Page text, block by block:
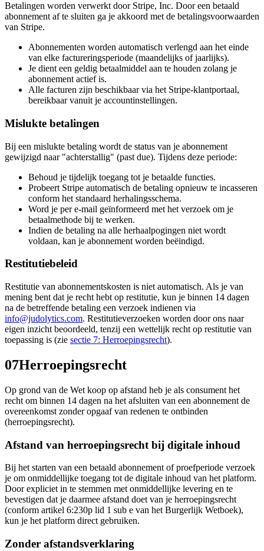
Betalingen worden verwerkt door Stripe, Inc. Door een betaald
abonnement af te sluiten ga je akkoord met de betalingsvoorwaarden
van Stripe.
Abonnementen worden automatisch verlengd aan het einde
van elke factureringsperiode (maandelijks of jaarlijks).
Je dient een geldig betaalmiddel aan te houden zolang je
abonnement actief is.
Alle facturen zijn beschikbaar via het Stripe-klantportaal,
bereikbaar vanuit je accountinstellingen.
Mislukte betalingen
Bij een mislukte betaling wordt de status van je abonnement
gewijzigd naar "achterstallig" (past due). Tijdens deze periode:
Behoud je tijdelijk toegang tot je betaalde functies.
Probeert Stripe automatisch de betaling opnieuw te incasseren
conform het standaard herhalingsschema.
Word je per e-mail geïnformeerd met het verzoek om je
betaalmethode bij te werken.
Indien de betaling na alle herhaalpogingen niet wordt
voldaan, kan je abonnement worden beëindigd.
Restitutiebeleid
Restitutie van abonnementskosten is niet automatisch. Als je van
mening bent dat je recht hebt op restitutie, kun je binnen 14 dagen
na de betreffende betaling een verzoek indienen via
info@judolytics.com. Restitutieverzoeken worden door ons naar
eigen inzicht beoordeeld, tenzij een wettelijk recht op restitutie van
toepassing is (zie sectie 7: Herroepingsrecht).
07Herroepingsrecht
Op grond van de Wet koop op afstand heb je als consument het
recht om binnen 14 dagen na het afsluiten van een abonnement de
overeenkomst zonder opgaaf van redenen te ontbinden
(herroepingsrecht).
Afstand van herroepingsrecht bij digitale inhoud
Bij het starten van een betaald abonnement of proefperiode verzoek
je om onmiddellijke toegang tot de digitale inhoud van het platform.
Door expliciet in te stemmen met onmiddellijke levering en te
bevestigen dat je daarmee afstand doet van je herroepingsrecht
(conform artikel 6:230p lid 1 sub e van het Burgerlijk Wetboek),
kun je het platform direct gebruiken.
Zonder afstandsverklaring